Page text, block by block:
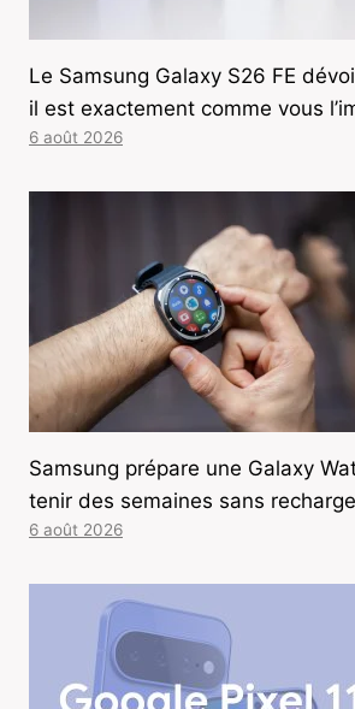
Le Samsung Galaxy S26 FE
il est exactement comme vous
6 août 2026
Samsung prépare une Galaxy
tenir des semaines sans recharge
6 août 2026